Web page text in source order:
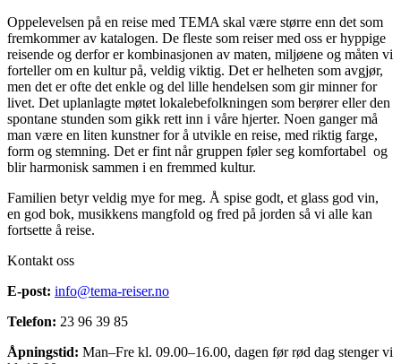
Oppelevelsen på en reise med TEMA skal være større enn det som
fremkommer av katalogen. De fleste som reiser med oss er hyppige
reisende og derfor er kombinasjonen av maten, miljøene og måten vi
forteller om en kultur på, veldig viktig. Det er helheten som avgjør,
men det er ofte det enkle og del lille hendelsen som gir minner for
livet. Det uplanlagte møtet lokalebefolkningen som berører eller den
spontane stunden som gikk rett inn i våre hjerter. Noen ganger må
man være en liten kunstner for å utvikle en reise, med riktig farge,
form og stemning. Det er fint når gruppen føler seg komfortabel og
blir harmonisk sammen i en fremmed kultur.
Familien betyr veldig mye for meg. Å spise godt, et glass god vin,
en god bok, musikkens mangfold og fred på jorden så vi alle kan
fortsette å reise.
Kontakt oss
E-post: info@tema-reiser.no
Telefon: 23 96 39 85
Åpningstid: Man–Fre kl. 09.00–16.00, dagen før rød dag stenger vi